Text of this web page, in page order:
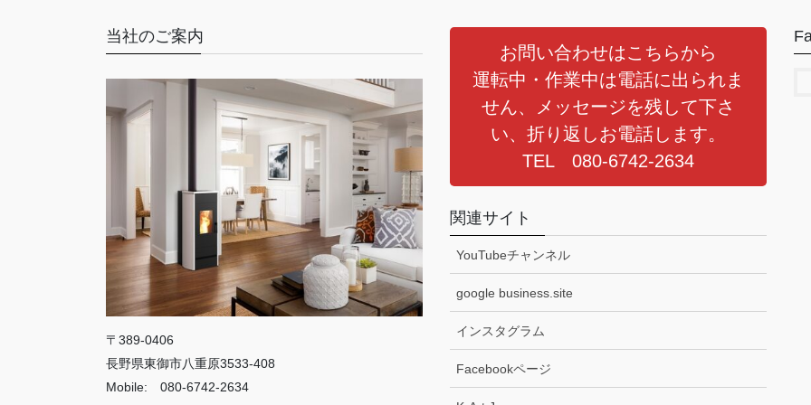
当社のご案内
〒389-0406
長野県東御市八重原3533-408
Mobile: 080-6742-2634
お問い合わせはこちらから
運転中・作業中は電話に出られま
せん、メッセージを残して下さ
い、折り返しお電話します。
TEL 080-6742-2634
関連サイト
YouTubeチャンネル
google business.site
インスタグラム
Facebookページ